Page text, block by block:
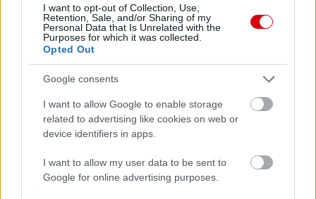
I want to opt-out of Collection, Use,
Retention, Sale, and/or Sharing of my
Personal Data that Is Unrelated with the
Purposes for which it was collected.
Opted Out
Google consents
I want to allow Google to enable storage
related to advertising like cookies on web or
device identifiers in apps.
I want to allow my user data to be sent to
Google for online advertising purposes.